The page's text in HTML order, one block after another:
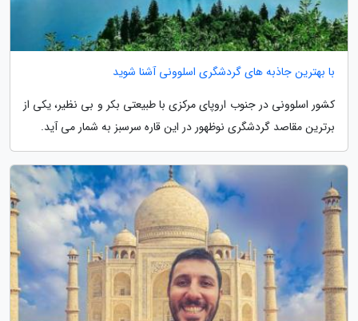
با بهترین جاذبه های گردشگری اسلوونی آشنا شوید
کشور اسلوونی در جنوب اروپای مرکزی با طبیعتی بکر و بی نظیر، یکی از
برترین مقاصد گردشگری نوظهور در این قاره سرسبز به شمار می آید.